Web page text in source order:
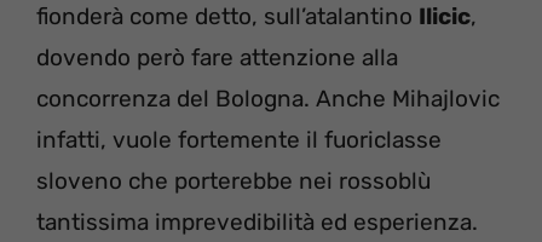
fionderà come detto, sull’atalantino Ilicic,
dovendo però fare attenzione alla
concorrenza del Bologna. Anche Mihajlovic
infatti, vuole fortemente il fuoriclasse
sloveno che porterebbe nei rossoblù
tantissima imprevedibilità ed esperienza.